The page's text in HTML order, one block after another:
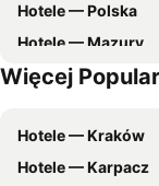
Hotele — Polska
Hotele — Mazury
Hotele —
Więcej
Hotele — Kraków
Hotele — Karpacz